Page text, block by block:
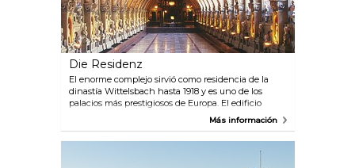
Die Residenz
El enorme complejo sirvió como residencia de la
dinastía Wittelsbach hasta 1918 y es uno de los
palacios más prestigiosos de Europa. El edificio
alberga el museo Residenz y la Schatzkammer
(cámara del tesoro). Es el lugar perfecto para que los
niños revivan cuatro siglos de cultura real. No deje
de visitar el parque Hofgarten, en la Odeonsplatz,
Más información